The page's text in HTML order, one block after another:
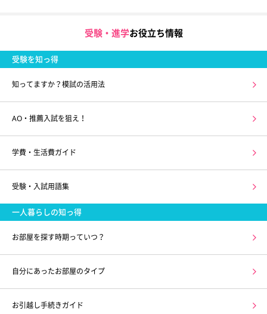
受験・進学お役立ち情報
受験を知っ得
知ってますか？模試の活用法
AO・推薦入試を狙え！
学費・生活費ガイド
受験・入試用語集
一人暮らしの知っ得
お部屋を探す時期っていつ？
自分にあったお部屋のタイプ
お引越し手続きガイド